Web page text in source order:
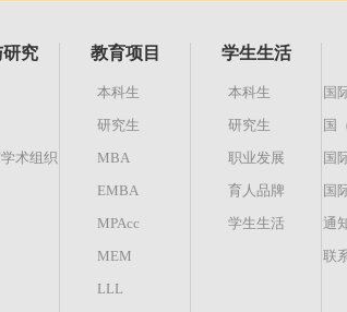
究
术组织
教育项目
本科生
研究生
MBA
EMBA
MPAcc
MEM
LLL
学生生活
本科生
研究生
职业发展
育人品牌
学生生活
国
国
国
国
通
联